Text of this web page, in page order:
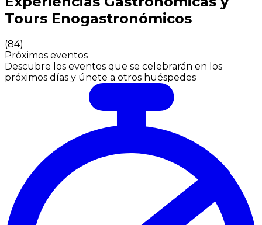
Tours Enogastronómicos
(84)
Próximos eventos
Descubre los eventos que se celebrarán en los
próximos días y únete a otros huéspedes